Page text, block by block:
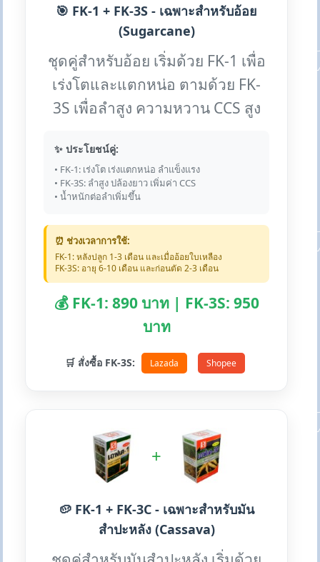
🎯 FK-1 + FK-3S - เฉพาะสำหรับอ้อย
(Sugarcane)
ชุดคู่สำหรับอ้อย เริ่มด้วย FK-1 เพื่อ
เร่งโตและแตกหน่อ ตามด้วย FK-
3S เพื่อลำสูง ความหวาน CCS สูง
✨ ประโยชน์คู่:
• FK-1: เร่งโต เร่งแตกหน่อ ลำแข็งแรง
• FK-3S: ลำสูง ปล้องยาว เพิ่มค่า CCS
• น้ำหนักต่อลำเพิ่มขึ้น
⏰ ช่วงเวลาการใช้:
FK-1: หลังปลูก 1-3 เดือน และเมื่ออ้อยใบเหลือง
FK-3S: อายุ 6-10 เดือน และก่อนตัด 2-3 เดือน
💰 FK-1: 890 บาท | FK-3S: 950
บาท
🛒 สั่งซื้อ FK-3S: Lazada Shopee
+
🥔 FK-1 + FK-3C - เฉพาะสำหรับมัน
สำปะหลัง (Cassava)